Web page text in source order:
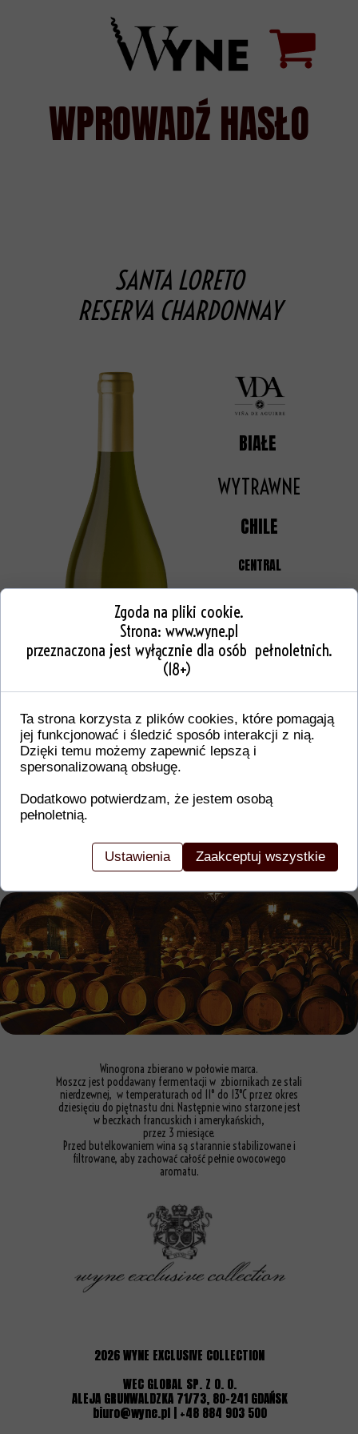
BIAŁE
CENTRAL
Winogrona zbierano w połowie marca.
Moszcz jest poddawany fermentacji w zbiornikach ze stali
nierdzewnej, w temperaturach od 11° do 13°C przez okres
dziesięciu do piętnastu dni. Następnie wino starzone jest
w beczkach francuskich i amerykańskich,
przez 3 miesiące.
Przed butelkowaniem wina są starannie stabilizowane i
filtrowane, aby zachować całość pełnie owocowego
aromatu.
KOREK
WYTRAWNE
750 ml
CHILE
13 %
SANTA LORETO
RESERVA CHARDONNAY
Intensywny aromat migdałów, ananasa i wanilii.
W smaku wyczuwalne nuty cytrusów, moreli i
Miękkie, idealnie zbalansowane i świeże.
WPROWADŹ HASŁO
2026WYNE EXCLUSIVE COLLECTION
WEC GLOBAL SP. Z O. O.
ALEJA GRUNWALDZKA 71/73, 80-241 GDAŃSK
biuro@wyne.pl | +48 884 903 500
Zgoda na pliki cookie.
Strona: www.wyne.pl
przeznaczona jest wyłącznie dla osób pełnoletnich.
(18+)
Ta strona korzysta z plików cookies, które pomagają
jej funkcjonować i śledzić sposób interakcji z nią.
Dzięki temu możemy zapewnić lepszą i
spersonalizowaną obsługę.
Dodatkowo potwierdzam, że jestem osobą
pełnoletnią.
Ustawienia Zaakceptuj wszystkie